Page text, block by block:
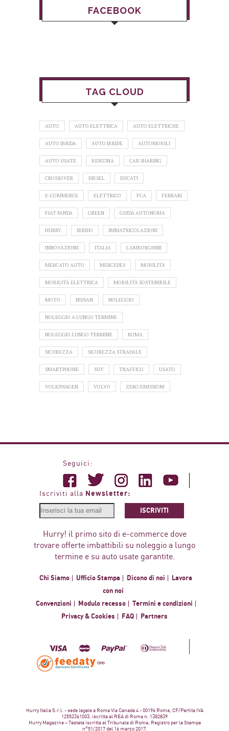
FACEBOOK
TAG CLOUD
AUTO AUTO ELETTRICA AUTO ELETTRICHE
AUTO IBRIDA AUTO IBRIDE AUTOMOBILI
AUTO USATE BENZINA CAR SHARING
CROSSOVER DIESEL DUCATI
E-COMMERCE ELETTRICO FCA FERRARI
FIAT PANDA GREEN GUIDA AUTONOMA
HURRY IBRIDO IMMATRICOLAZIONI
INNOVAZIONE ITALIA LAMBORGHINI
MERCATO AUTO MERCEDES MOBILITÀ
MOBILITÀ ELETTRICA MOBILITÀ SOSTENIBILE
MOTO NISSAN NOLEGGIO
NOLEGGIO A LUNGO TERMINE
NOLEGGIO LUNGO TERMINE ROMA
SICUREZZA SICUREZZA STRADALE
SMARTPHONE SUV TRAFFICO USATO
VOLKSWAGEN VOLVO ZERO EMISSIONI
Seguici:
Iscriviti alla Newsletter:
ISCRIVITI
Hurry! il primo sito di e-commerce dove
trovare offerte imbattibili su noleggio a lungo
termine e su auto usate garantite.
Chi Siamo Ufficio Stampa Dicono di noi
Lavora
con noi
Convenzioni
Modulo recesso
Termini e condizioni
Privacy & Cookies
FAQ Partners
Hurry Italia S.r.l. - sede legale a Roma Via Canada 4 - 00196 Roma, CF/Partita IVA
12552361003, iscritta al REA di Roma n. 1382839
Hurry Magazine – Testata iscritta al Tribunale di Roma, Registro per la Stampa
n°51/2017 del 16 marzo 2017.